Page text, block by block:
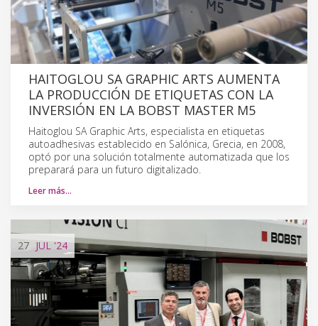
HAITOGLOU SA GRAPHIC ARTS AUMENTA
LA PRODUCCIÓN DE ETIQUETAS CON LA
INVERSIÓN EN LA BOBST MASTER M5
Haitoglou SA Graphic Arts, especialista en etiquetas
autoadhesivas establecido en Salónica, Grecia, en 2008,
optó por una solución totalmente automatizada que los
preparará para un futuro digitalizado.
Leer más…
27 JUL'24